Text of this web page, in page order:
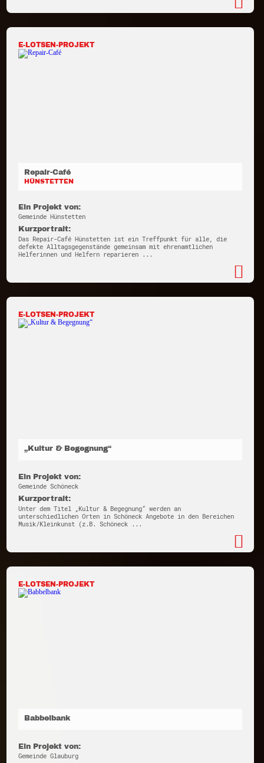
E-LOTSEN-PROJEKT
Repair-Café
HÜNSTETTEN
Ein Projekt von:
Gemeinde Hünstetten
Kurzportrait:
Das Repair-Café Hünstetten ist ein Treffpunkt für alle, die
defekte Alltagsgegenstände gemeinsam mit ehrenamtlichen
Helferinnen und Helfern reparieren ...
E-LOTSEN-PROJEKT
„Kultur & Begegnung“
Ein Projekt von:
Gemeinde Schöneck
Kurzportrait:
Unter dem Titel „Kultur & Begegnung“ werden an
unterschiedlichen Orten in Schöneck Angebote in den Bereichen
Musik/Kleinkunst (z.B. Schöneck ...
E-LOTSEN-PROJEKT
Babbelbank
Ein Projekt von:
Gemeinde Glauburg